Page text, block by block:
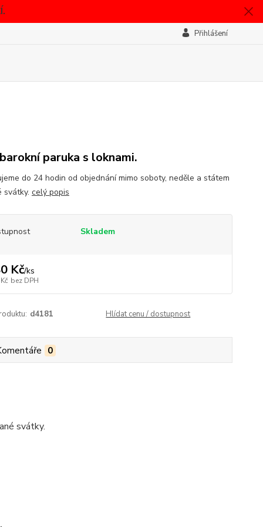
Přihlášení
paruka s loknami.
do 24 hodin od objednání mimo soboty, neděle a státem
svátky. celý popis
Skladem
Kč/ks
bez DPH
d4181 Hlídat cenu / dostupnost
0
svátky.